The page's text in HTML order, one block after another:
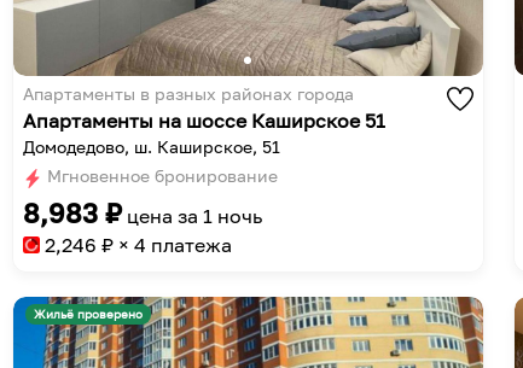
Апартаменты в разных районах города
Апартаменты на шоссе Каширское 51
Домодедово, ш. Каширское, 51
Мгновенное бронирование
8,983 ₽ цена за 1 ночь
2,246 ₽ × 4 платежа
Жильё проверено